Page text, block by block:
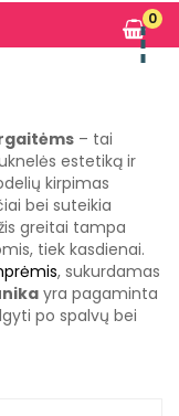
0
– tai
estetiką ir
kirpimas
bei suteikia
greitai tampa
tiek kasdienai.
, sukurdamas
yra pagaminta
po spalvų bei